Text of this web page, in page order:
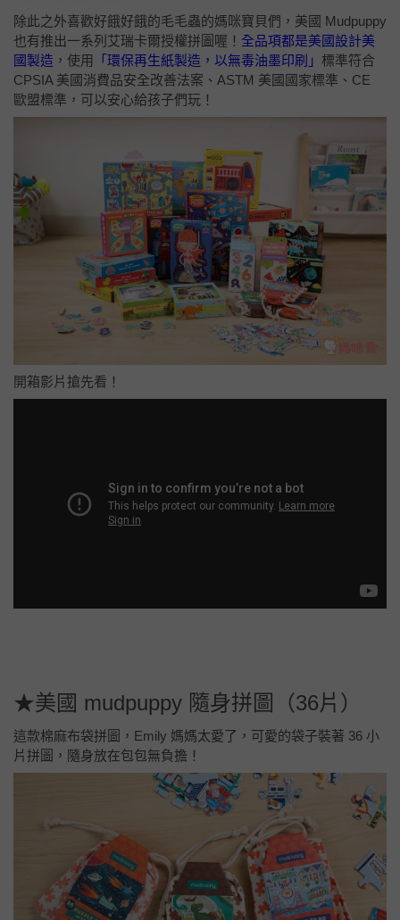
除此之外喜歡好餓好餓的毛毛蟲的媽咪寶貝們，美國 Mudpuppy
也有推出一系列艾瑞卡爾授權拼圖喔！ 全品項都是美國設計美
國製造 ，使用 「環保再生紙製造，以無毒油墨印刷」 標準符合
CPSIA 美國消費品安全改善法案、ASTM 美國國家標準、CE
歐盟標準，可以安心給孩子們玩！
開箱影片搶先看！
★美國 mudpuppy 隨身拼圖（36片）
這款棉麻布袋拼圖，Emily 媽媽太愛了，可愛的袋子裝著 36 小
片拼圖，隨身放在包包無負擔！